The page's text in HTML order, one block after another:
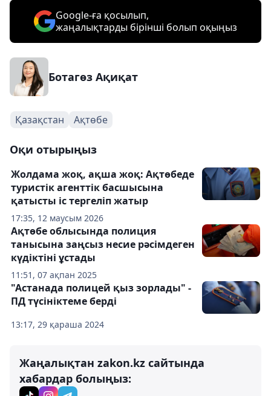
Google-ға қосылып,
жаңалықтарды бірінші болып оқыңыз
Ботагөз Ақиқат
Қазақстан Ақтөбе
Оқи отырыңыз
17:35, 12 маусым 2026
Жолдама жоқ, ақша жоқ: Ақтөбеде
туристік агенттік басшысына
қатысты іс тергеліп жатыр
11:51, 07 ақпан 2025
Ақтөбе облысында полиция
танысына заңсыз несие рәсімдеген
күдіктіні ұстады
13:17, 29 қараша 2024
"Астанада полицей қыз зорлады" -
ПД түсініктеме берді
Жаңалықтан zakon.kz сайтында
хабардар болыңыз: